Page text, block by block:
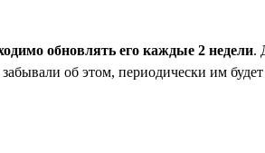
обновлять его каждые 2 недели.
об этом, периодически им